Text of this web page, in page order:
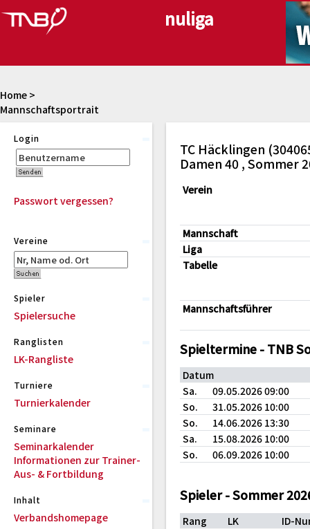
Mannschaftsportrait
Home >
Login
Passwort vergessen?
Vereine
Spieler
Spielersuche
Ranglisten
LK-Rangliste
Turniere
Turnierkalender
Seminare
Seminarkalender
Informationen zur Trainer-
Aus- & Fortbildung
Inhalt
Verbandshomepage
TC Häcklingen
Damen 40 , Sommer
Verein
Mannschaft
Liga
Tabelle
Mannschaftsführer
Spieltermine - TNB
Datum
Sa.
09.05.2026 09:00
So.
31.05.2026 10:00
So.
14.06.2026 13:30
Sa.
15.08.2026 10:00
So.
06.09.2026 10:00
Spieler - Sommer
Rang LK
ID-